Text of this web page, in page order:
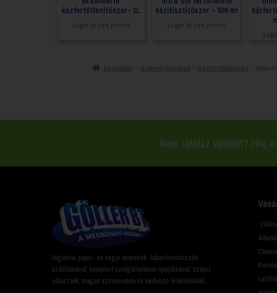
kézfertőtlenítőszer- 1L
Login to see prices
kézitisztítószer – 500 ml
Login to see prices
Kezdőlap Személyhigiénia Kézfertőtlenítés Inno-
Nem találsz valamit? Hívj
Higiéniai papír- és vegyi termékek, takarítóeszközök
szállításával, komplett szolgáltatások nyújtásával, széles
választék, magas színvonalon és kedvező feltételekkel.